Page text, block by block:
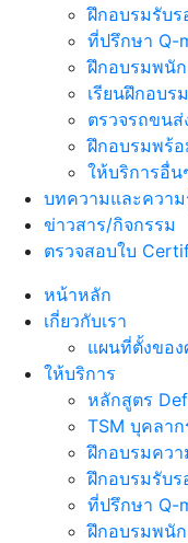
ฝึกอบรมรับร
ที่ปรึกษา Q-
ฝึกอบรมพนัก
เรียนฝึกอบ
ตรวจรถขน
ฝึกอบรมพร้
ให้บริการอื่น
บทความและควา
ข่าวสาร/กิจกรรม
ตรวจสอบใบ
หน้าหลัก
เกี่ยวกับเรา
แผนที่ตั้งของ
ให้บริการ
หลักสูตร
TSM บุคลา
ฝึกอบรมคว
ฝึกอบรมรับร
ที่ปรึกษา Q-
ฝึกอบรมพนัก